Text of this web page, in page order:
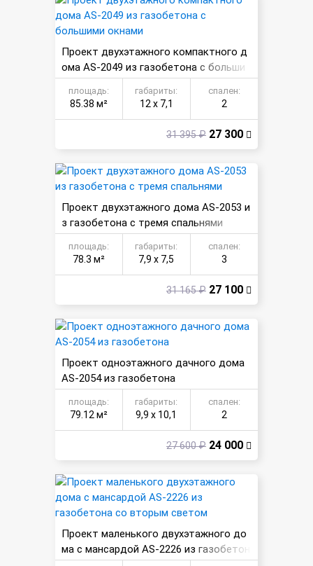
Проект двухэтажного компактного д
ома AS-2049 из газобетона с больши
площадь:
85.38 м²
габариты:
12 х 7,1
спален:
2
31 395 ₽ 27 300
Проект двухэтажного дома AS-2053 и
з газобетона с тремя спальнями
площадь:
78.3 м²
габариты:
7,9 х 7,5
спален:
3
31 165 ₽ 27 100
Проект одноэтажного дачного дома
AS-2054 из газобетона
площадь:
79.12 м²
габариты:
9,9 х 10,1
спален:
2
27 600 ₽ 24 000
Проект маленького двухэтажного до
ма с мансардой AS-2226 из газобетон